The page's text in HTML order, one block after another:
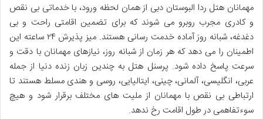
مهمانان هتل ردا البوستان دبی از همان لحظه ورود، با خدماتی بی نقص
و کادری مجرب روبرو می شوند که برای تضمین اقامتی راحت و بی
دغدغه، شبانه روز آماده خدمت رسانی هستند. میز پذیرش ۲۴ ساعته این
اطمینان را می دهد که هر زمان از شبانه روز، نیازهای مهمانان با دقت و
سرعت پاسخ داده شود. پرسنل هتل به چندین زبان زنده دنیا از جمله
عربی، انگلیسی، آلمانی، چینی، ایتالیایی، روسی و هندی مسلط هستند تا
ارتباطی بی نقص با مهمانان از ملیت های مختلف برقرار شود و هیچ
سوءتفاهمی در طول اقامت رخ ندهد.